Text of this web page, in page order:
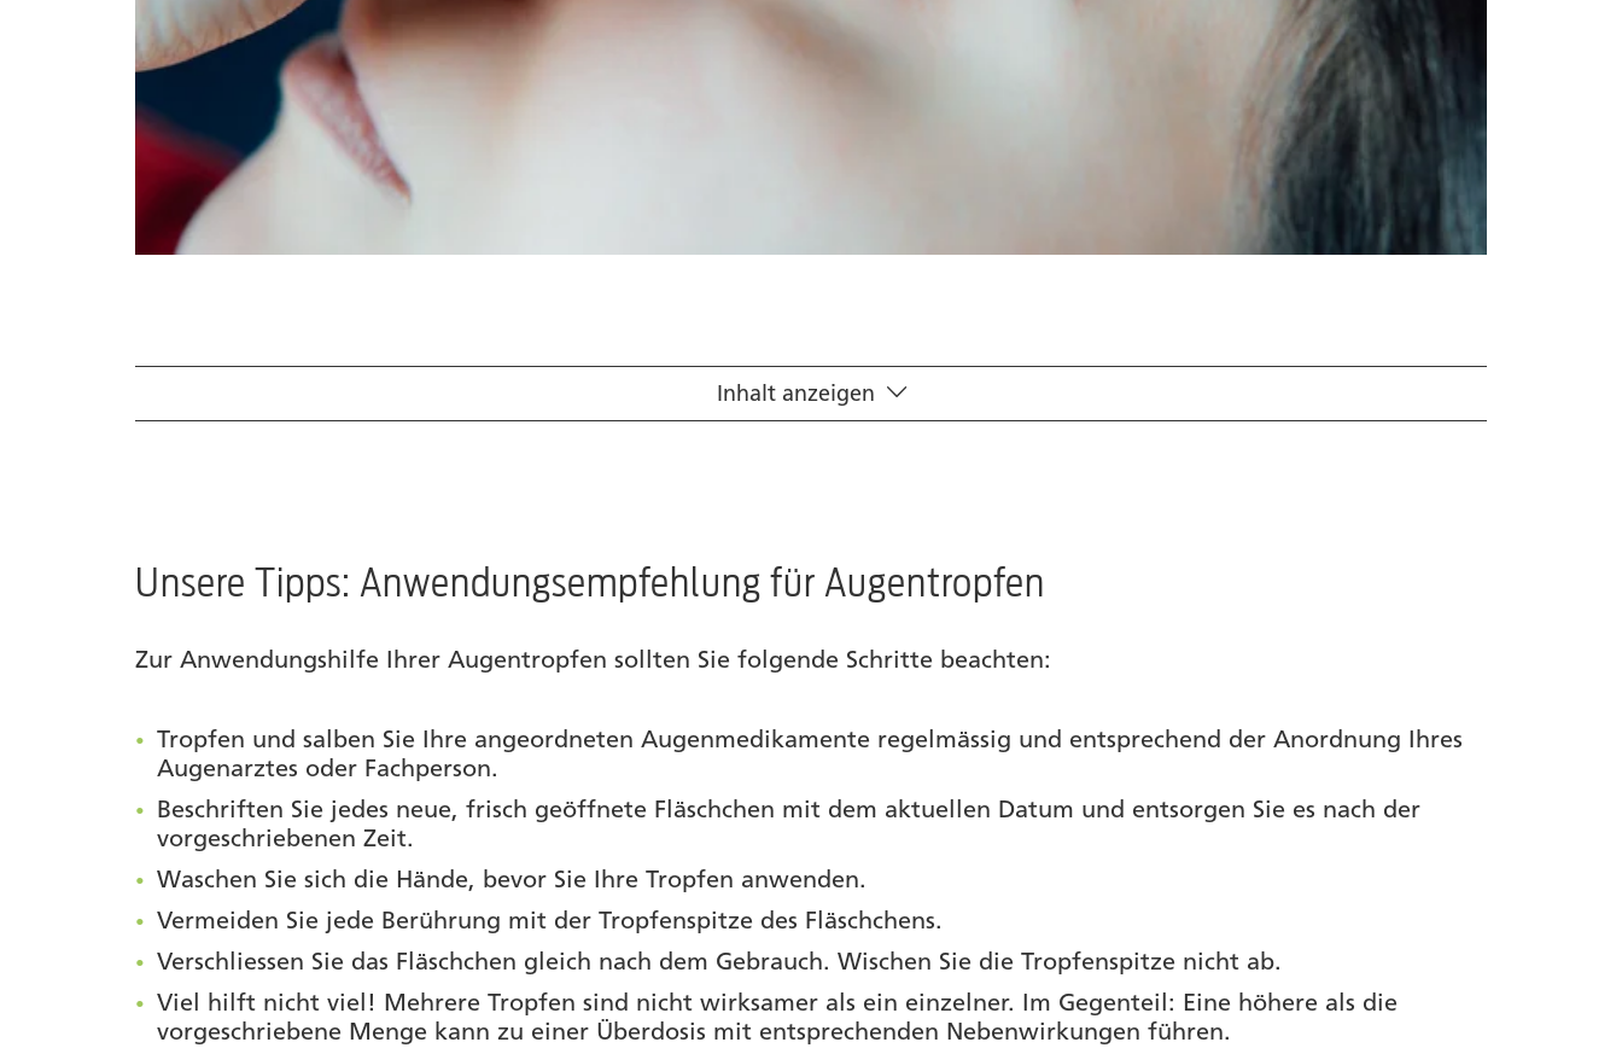
Autor
Inhalt anzeigen
Unsere Tipps: Anwendungsempfehlung für Augentropfen
Zur Anwendungshilfe Ihrer Augentropfen sollten Sie folgende Schritte beachten:
Tropfen und salben Sie Ihre angeordneten Augenmedikamente regelmässig und entsprechend der Anordnung Ihres
Augenarztes oder Fachperson.
Beschriften Sie jedes neue, frisch geöffnete Fläschchen mit dem aktuellen Datum und entsorgen Sie es nach der
vorgeschriebenen Zeit.
Waschen Sie sich die Hände, bevor Sie Ihre Tropfen anwenden.
Vermeiden Sie jede Berührung mit der Tropfenspitze des Fläschchens.
Verschliessen Sie das Fläschchen gleich nach dem Gebrauch. Wischen Sie die Tropfenspitze nicht ab.
Viel hilft nicht viel! Mehrere Tropfen sind nicht wirksamer als ein einzelner. Im Gegenteil: Eine höhere als die
vorgeschriebene Menge kann zu einer Überdosis mit entsprechenden Nebenwirkungen führen.